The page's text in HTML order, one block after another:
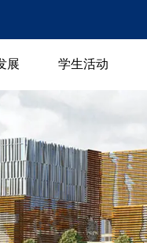
展 学生活动